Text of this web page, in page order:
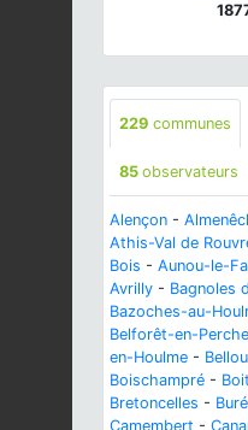
229 communes
85 observateurs
Alençon -
Athis-Val de
Bois - Aunou-le-
Avrilly - Bagnoles
Bazoches-au-
Belforêt-en-Perche
en-Houlme -
Boischampré -
Bretoncelles - Buré
Camembert -